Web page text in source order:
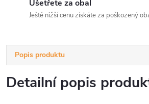
Ušetřete za obal
Ještě nižší cenu získáte za poškozený
Popis produktu
Detailní popis